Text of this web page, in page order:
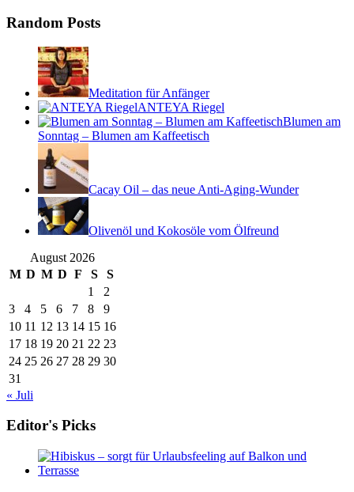
Random Posts
Meditation für Anfänger
ANTEYA Riegel
Blumen am
Sonntag – Blumen am Kaffeetisch
Cacay Oil – das neue Anti-Aging-Wunder
Olivenöl und Kokosöle vom Ölfreund
August 2026
M D M D F S
S
1
2
3
4 5 6 7 8
9
10 11 12 13 14 15 16
17 18 19 20 21 22 23
24 25 26 27 28 29 30
31
« Juli
Editor's Picks